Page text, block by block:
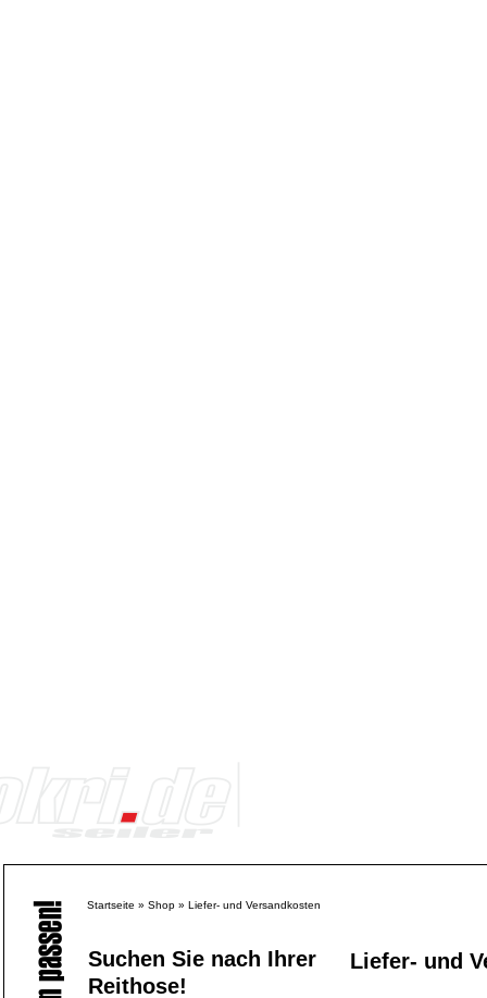
Startseite » Shop » Liefer- und Versandkosten
Suchen Sie nach Ihrer
Reithose!
Liefer- und